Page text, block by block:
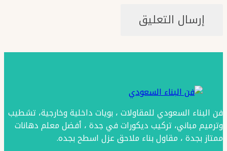
فن البناء السعودي للمقاولات ، بويات داخلية وخارجية، تشطيب
وترميم مباني، تركيب ديكورات في جدة ، أفضل معلم دهانات
ممتاز بجدة ، مقاول بناء ملاحق عزل اسطح بجده.